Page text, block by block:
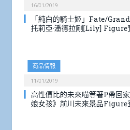
16/01/2019
「純白的騎士姬」Fate/
托莉亞·潘德拉剛[Lily] Figure
商品情報
11/01/2019
高性價比的未來喵等著P帶回
娘女孩》前川未來景品Figure